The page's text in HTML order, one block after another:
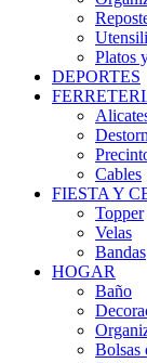
Platos
DEPORTES
Cables
FIESTA Y
Topper
Velas
Bandas
HOGAR
Baño
Bolsas